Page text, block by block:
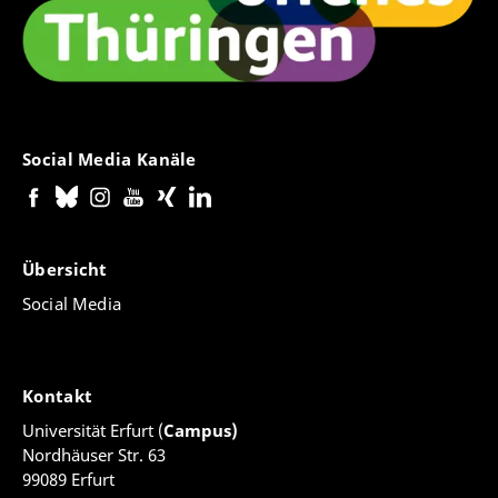
Social Media Kanäle
Übersicht
Social Media
Kontakt
Universität Erfurt (Campus)
Nordhäuser Str. 63
99089 Erfurt